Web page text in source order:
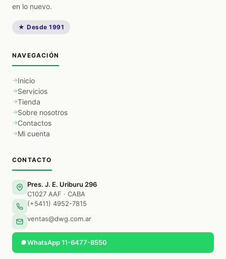
en lo nuevo.
★ Desde 1991
NAVEGACIÓN
Inicio
Servicios
Tienda
Sobre nosotros
Contactos
Mi cuenta
CONTACTO
Pres. J. E. Uriburu 296
C1027 AAF · CABA
(+5411) 4952-7815
ventas@dwg.com.ar
WhatsApp 11-6477-8550